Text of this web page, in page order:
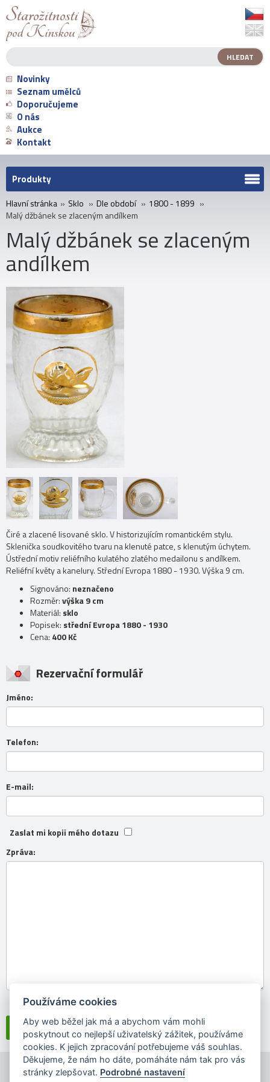
Novinky
Seznam umělců
Doporučujeme
O nás
Aukce
Kontakt
Produkty
Hlavní stránka » Sklo » Dle období » 1800 - 1899 »
Malý džbánek se zlaceným andílkem
Malý džbánek se zlaceným
andílkem
Čiré a zlacené lisované sklo. V historizujícím romantickém stylu.
Sklenička soudkovitého tvaru na klenuté patce, s klenutým úchytem.
Ústřední motiv reliéfního kulatého zlatého medailonu s andílkem.
Reliéfní květy a kanelury. Střední Evropa 1880 - 1930. Výška 9 cm.
Signováno: neznačeno
Rozměr:výška 9 cm
Materiál: sklo
Popisek: střední Evropa 1880 - 1930
Cena: 400 Kč
Rezervační formulář
Jméno:
Telefon:
E-mail:
Zaslat mi kopii mého dotazu
Zpráva:
Souhlasím sezpracováním osobních údajů
Používáme cookies
Aby web běžel jak má a abychom vám mohli
poskytnout co nejlepší uživatelský zážitek, používáme
cookies. K jejich zpracování potřebujeme váš souhlas.
Děkujeme, že nám ho dáte, pomáháte nám tak pro vás
stránky zlepšovat. Podrobné nastavení